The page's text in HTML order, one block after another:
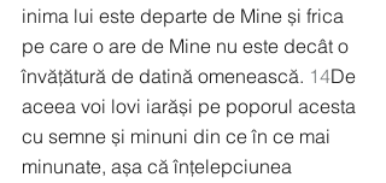
inima lui este departe de Mine și frica
pe care o are de Mine nu este decât o
învățătură de datină omenească. 14De
aceea voi lovi iarăși pe poporul acesta
cu semne și minuni din ce în ce mai
minunate, așa că înțelepciunea